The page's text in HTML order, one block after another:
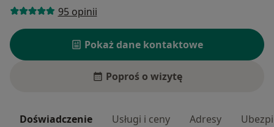
95 opinii
Pokaż dane kontaktowe
Poproś o wizytę
Doświadczenie Usługi i ceny Adresy